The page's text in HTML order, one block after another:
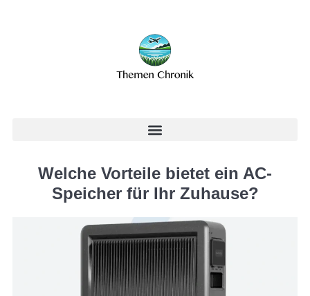
Welche Vorteile bietet ein AC-
Speicher für Ihr Zuhause?